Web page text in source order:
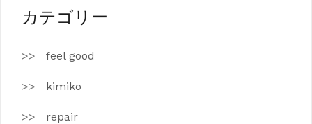
ブ
カテゴリー
feel good
kimiko
repair